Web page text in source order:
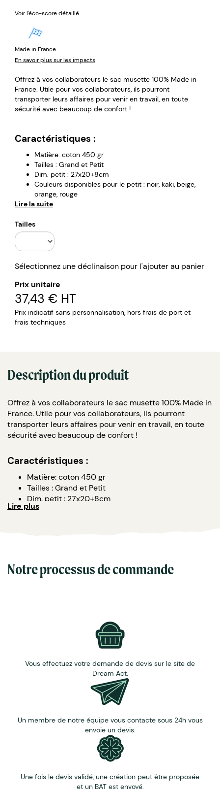
Voir l'éco-score détaillé
Made in France
En savoir plus sur les impacts
Offrez à vos collaborateurs le sac musette 100% Made in
France. Utile pour vos collaborateurs, ils pourront
transporter leurs affaires pour venir en travail, en toute
sécurité avec beaucoup de confort !
Caractéristiques :
Matière: coton 450 gr
Tailles : Grand et Petit
Dim. petit : 27x20+8cm
Couleurs disponibles pour le petit : noir, kaki, beige,
orange, rouge
Dim. grand : 35x30+12 cm
Bandoulière ajustable
Lire la suite
Tailles
Sélectionnez une déclinaison pour l'ajouter au panier
Prix unitaire
37,43 € HT
Prix indicatif sans personnalisation, hors frais de port et
frais techniques
Description du produit
Offrez à vos collaborateurs le sac musette 100% Made in
France. Utile pour vos collaborateurs, ils pourront
transporter leurs affaires pour venir en travail, en toute
sécurité avec beaucoup de confort !
Caractéristiques :
Matière: coton 450 gr
Tailles : Grand et Petit
Dim. petit : 27x20+8cm
Couleurs disponibles pour le petit : noir, kaki, beige,
Lire plus
Notre processus de commande
Vous effectuez votre demande de devis sur le site de
Dream Act.
Un membre de notre équipe vous contacte sous 24h vous
envoie un devis.
Une fois le devis validé, une création peut être proposée
et un BAT est envoyé.